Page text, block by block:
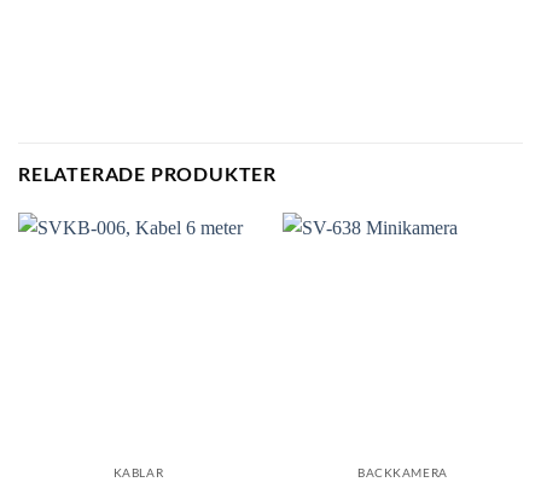
RELATERADE PRODUKTER
KABLAR BACKKAMERA